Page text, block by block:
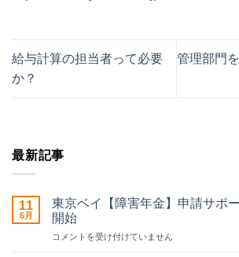
給与計算の担当者って必要
か？
管理部門
最新記事
11
6月
東京ベイ【障害年金】申請サポ
開始
東
コメントを受け付けていません